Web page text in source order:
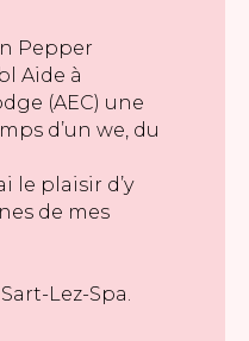
Pepper
Aide à
(AEC) une
d’un we, du
le plaisir d’y
de mes
Lez-Spa.